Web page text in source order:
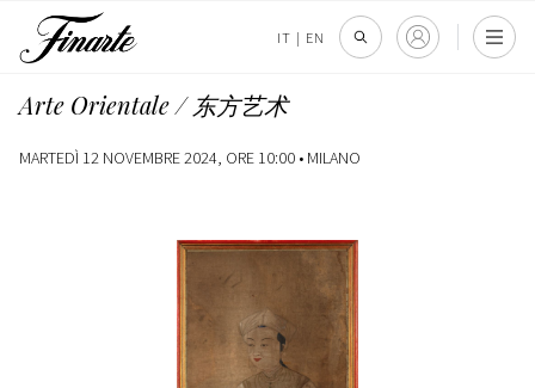
IT | EN
Arte Orientale / 东方艺术
MARTEDÌ 12 NOVEMBRE 2024, ORE 10:00 • MILANO